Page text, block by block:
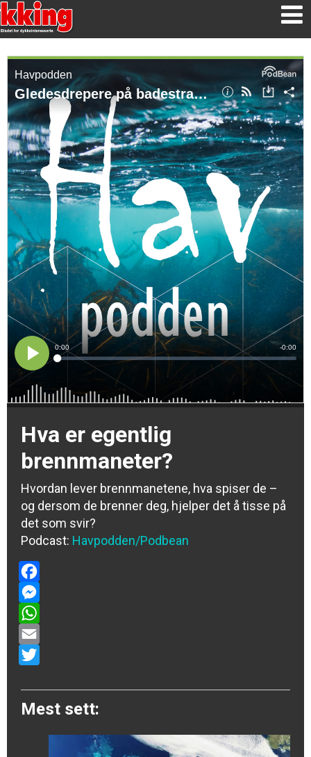
Hva er egentlig
brennmaneter?
Hvordan lever brennmanetene, hva spiser de –
og dersom de brenner deg, hjelper det å tisse på
det som svir?
Podcast: Havpodden/Podbean
Facebook
Messenger
WhatsApp
Email
Mest sett: